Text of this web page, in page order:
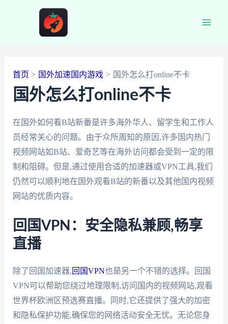
首页 国外加速国内游戏 国外怎么打online不卡
国外怎么打online不卡
在国外如何看B站新番是许多海外华人、留学生和工作人
员经常关心的问题。由于众所周知的原因,许多国内热门
视频网站如B站、爱奇艺等在海外访问都会受到一定的限
制和阻碍。但是,通过使用合适的加速器或VPN工具,我们
仍然可以顺利地在国外观看B站的新番以及其他国内视频
网站的优质内容。
回国VPN：安全隐私兼顾,畅享
直播
除了回国加速器,回国VPN也是另一个不错的选择。回国
VPN可以帮助您绕过地理限制,访问国内的视频网站,观看
世界杯欧洲区预选赛直播。同时,它还提供了强大的加密
和隐私保护功能,确保您的网络活动安全无忧。无论您身